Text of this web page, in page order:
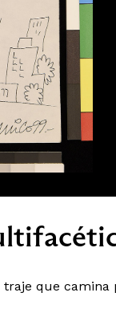
que